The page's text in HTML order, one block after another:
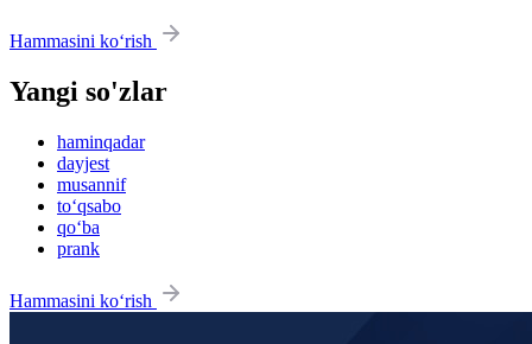
Hammasini ko‘rish
Yangi so'zlar
haminqadar
dayjest
musannif
to‘qsabo
qo‘ba
prank
Hammasini ko‘rish